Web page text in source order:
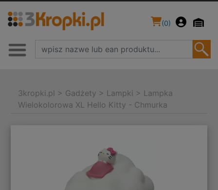
(0)
3kropki.pl > Gadżety > Lampki > Lampka
Wielokolorowa XL Hello Kitty - Chmurka